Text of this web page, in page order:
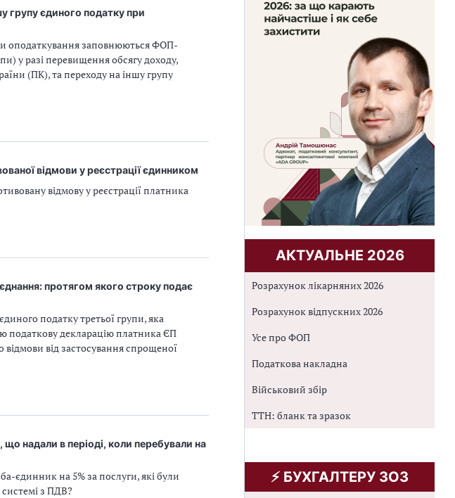
групу єдиного податку при
оподаткування заповнюються ФОП-
у разі перевищення обсягу доходу,
(ПК), та переходу на іншу групу
відмови у реєстрації єдинником
відмову у реєстрації платника
протягом якого строку подає
податку третьої групи, яка
податкову декларацію платника ЄП
від застосування спрощеної
надали в періоді, коли перебували на
єдинник на 5% за послуги, які були
системі з ПДВ?
АКТУАЛЬНЕ 2026
Розрахунок лікарняних 2026
Розрахунок відпускних 2026
Усе про ФОП
Податкова накладна
Військовий збір
ТТН: бланк та зразок
⚡️ БУХГАЛТЕРУ ЗОЗ